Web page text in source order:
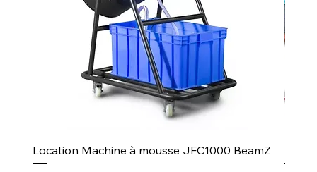
Location Machine à mousse JFC1000 BeamZ